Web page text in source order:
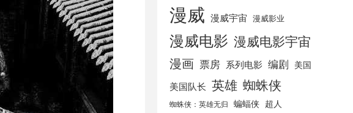
漫威 漫威宇宙 漫威影业
漫威电影 漫威电影宇宙
漫画 票房 系列电影 编剧 美国
美国队长 英雄 蜘蛛侠
蜘蛛侠：英雄无归 蝙蝠侠 超人